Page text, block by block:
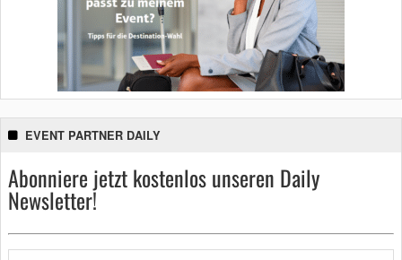
EVENT PARTNER DAILY
Abonniere jetzt kostenlos unseren Daily
Newsletter!